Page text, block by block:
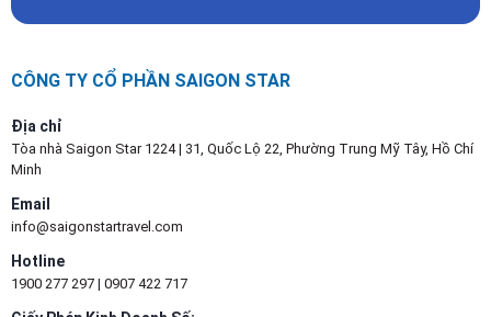
CÔNG TY CỔ PHẦN SAIGON STAR
Địa chỉ
Tòa nhà Saigon Star 1224 | 31, Quốc Lộ 22, Phường Trung Mỹ Tây, Hồ Chí
Minh
Email
info@saigonstartravel.com
Hotline
1900 277 297 | 0907 422 717